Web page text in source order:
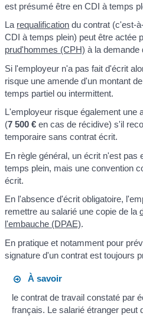
est présumé être en CDI à temps
La requalification du contrat (c'est-
CDI à temps plein) peut être actée
prud'hommes (CPH) à la demande
Si l'employeur n'a pas fait d'écrit
risque une amende d'un montant de
temps partiel ou intermittent.
L'employeur risque également une
(7 500 € en cas de récidive) s'il
temporaire sans contrat écrit.
En règle général, un écrit n'est pas
temps plein, mais une convention
écrit.
En l'absence d'écrit obligatoire,
remettre au salarié une copie de la
l'embauche (DPAE).
En pratique et notamment pour
signature d'un contrat est toujours
À savoir
le contrat de travail constaté par
français. Le salarié étranger peut